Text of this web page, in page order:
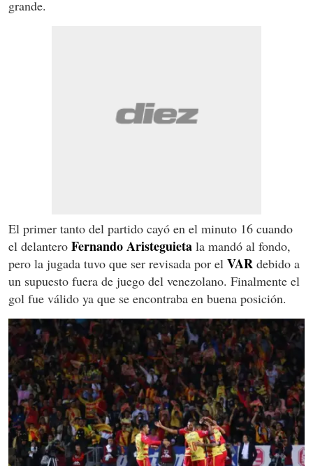
grande.
El primer tanto del partido cayó en el minuto 16 cuando
el delantero Fernando Aristeguieta la mandó al fondo,
pero la jugada tuvo que ser revisada por el VAR debido a
un supuesto fuera de juego del venezolano. Finalmente el
gol fue válido ya que se encontraba en buena posición.